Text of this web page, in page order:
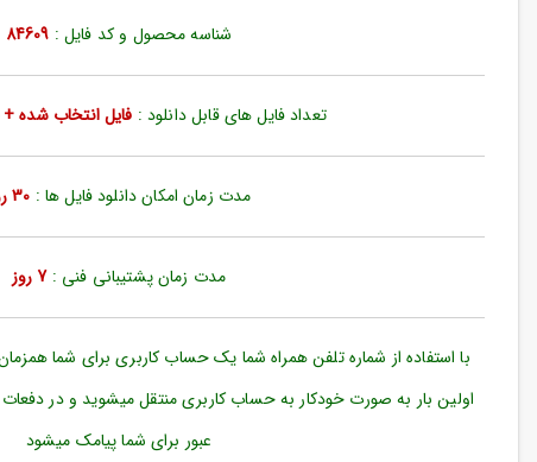
حساب
ورود
کاربری
بازیابی
عبور
شناسه محصول و کد فایل : 84609
تعداد فایل های قابل دانلود : فایل انتخاب شده + 35 فایل
مدت زمان امکان دانلود فایل ها : 30 روز
مدت زمان پشتیبانی فنی :7 روز
با استفاده از شماره تلفن همراه شما یک حساب کاربری برای شما
اولین بار به صورت خودکار به حساب کاربری منتقل میشوید و در
عبور برای شما پیامک میشود